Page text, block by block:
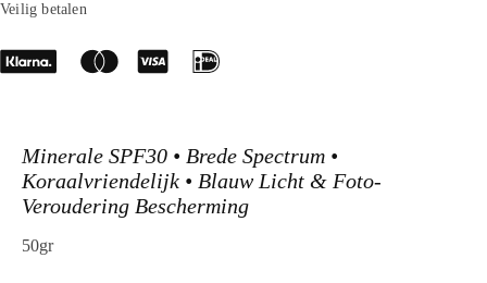
Veilig betalen
Minerale SPF30 • Brede Spectrum •
Koraalvriendelijk • Blauw Licht & Foto-
Veroudering Bescherming
50gr